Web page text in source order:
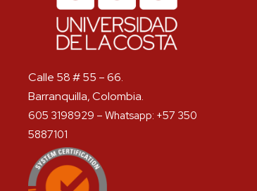
Calle 58 # 55 – 66.
Barranquilla, Colombia.
605 3198929 – Whatsapp: +57 350
5887101